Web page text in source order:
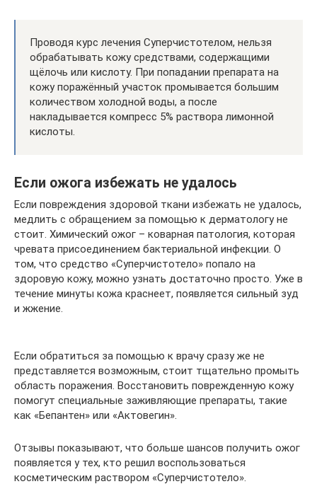
Проводя курс лечения Суперчистотелом, нельзя
обрабатывать кожу средствами, содержащими
щёлочь или кислоту. При попадании препарата на
кожу поражённый участок промывается большим
количеством холодной воды, а после
накладывается компресс 5% раствора лимонной
кислоты.
Если ожога избежать не удалось
Если повреждения здоровой ткани избежать не удалось,
медлить с обращением за помощью к дерматологу не
стоит. Химический ожог – коварная патология, которая
чревата присоединением бактериальной инфекции. О
том, что средство «Суперчистотело» попало на
здоровую кожу, можно узнать достаточно просто. Уже в
течение минуты кожа краснеет, появляется сильный зуд
и жжение.
Если обратиться за помощью к врачу сразу же не
представляется возможным, стоит тщательно промыть
область поражения. Восстановить поврежденную кожу
помогут специальные заживляющие препараты, такие
как «Бепантен» или «Актовегин».
Отзывы показывают, что больше шансов получить ожог
появляется у тех, кто решил воспользоваться
косметическим раствором «Суперчистотело».